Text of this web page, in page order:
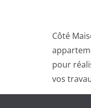
Côté
pour
vos